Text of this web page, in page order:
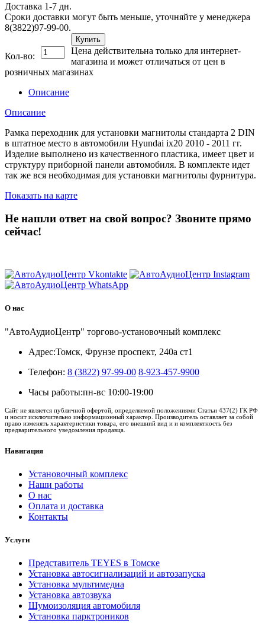
Доставка 1-7 дн.
Сроки доставки могут быть меньше, уточняйте у менеджера
8(3822)97-99-00.
Кол-во:
Купить
Цена действительна только для интернет-
магазина и может отличаться от цен в
розничных магазинах
Описание
Описание
Рамка переходник для установки магнитолы стандарта 2 DIN
в штатное место в автомобили Hyundai ix20 2010 - 2011 гг.
Изделие выполнено из качественного пластика, имеет цвет и
структуру приборной панели автомобиля. В комплекте идет
так же вся необходимая для установки магнитолы фурнитура.
Показать на карте
Не нашли ответ на свой вопрос? Звоните прямо
сейчас!
О нас
"АвтоАудиоЦентр" торгово-установочный комплекс
Адрес:Томск, Фрунзе проспект, 240а ст1
Телефон: 8 (3822) 97-99-00 8-923-457-9900
Часы работы:пн-вс 10:00-19:00
Сайт не является публичной офертой, определяемой положениями Статьи 437(2) ГК РФ
и носит исключительно информационный характер. Производитель оставляет за собой
право изменять характеристики товара, его внешний вид и и комплектность без
предварительного уведомления продавца.
Навигация
Установочный комплекс
Наши работы
О нас
Оплата и доставка
Контакты
Услуги
Представитель TEYES в Томске
Установка автосигнализаций и автозапуска
Установка мультимедиа
Установка автозвука
Шумоизоляция автомобиля
Установка парктроников